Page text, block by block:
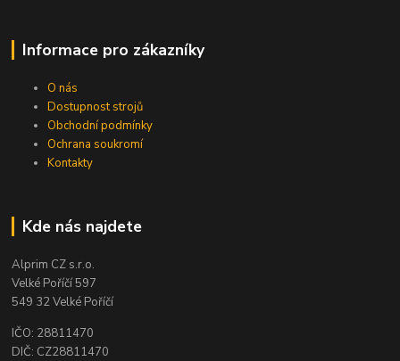
Informace pro zákazníky
O nás
Dostupnost strojů
Obchodní podmínky
Ochrana soukromí
Kontakty
Kde nás najdete
Alprim CZ s.r.o.
Velké Poříčí 597
549 32 Velké Poříčí
IČO: 28811470
DIČ: CZ28811470